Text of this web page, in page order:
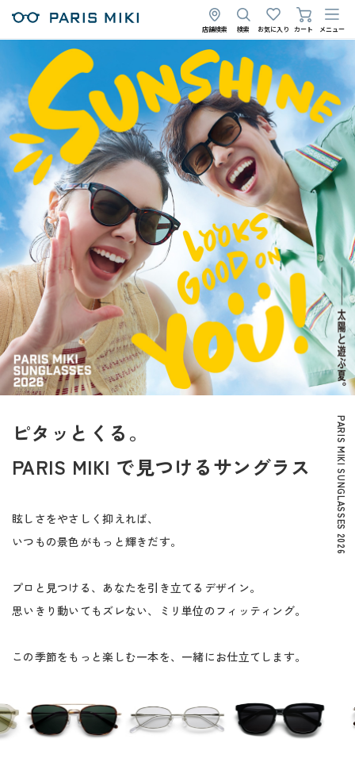
店舗検索 検索 お気に入り カート メニュー
ピタッとくる。
PARIS MIKI で見つけるサングラス
眩しさをやさしく抑えれば、
いつもの景色がもっと輝きだす。
プロと見つける、あなたを引き立てるデザイン。
思いきり動いてもズレない、ミリ単位のフィッティング。
この季節をもっと楽しむ一本を、一緒にお仕立てします。
PARIS MIKI SUNGLASSES 2026